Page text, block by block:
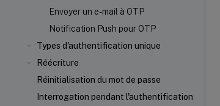
Envoyer un e-mail à OTP
Notification Push pour OTP
Types d'authentification unique
Réécriture
Réinitialisation du mot de passe
Interrogation pendant l'authentification